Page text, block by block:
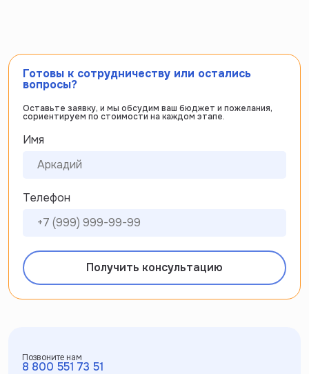
Готовы к сотрудничеству или остались
вопросы?
Оставьте заявку, и мы обсудим ваш бюджет и пожелания,
сориентируем по стоимости на каждом этапе.
Имя
Телефон
Получить консультацию
Позвоните нам
8 800 551 73 51